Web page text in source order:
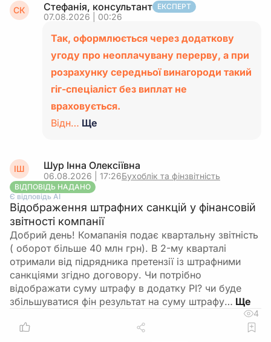
СК Стефанія, консультант ЕКСПЕРТ
07.08.2026 | 00:26
Так, оформлюється через додаткову
угоду про неоплачувану перерву, а при
розрахунку середньої винагороди такий
гіг-спеціаліст без виплат не
враховується.
Відн… Ще
ІШ Шур Інна Олексіївна
06.08.2026 | 17:26Бухоблік та фінзвітність
ВІДПОВІДЬ НАДАНО
Є відповідь АІ
Відображення штрафних санкцій у фінансовій
звітності компанії
Добрий день! Комапанія подає квартальну звітність
( оборот більше 40 млн грн). В 2-му кварталі
отримали від підрядника претензії із штрафними
санкціями згідно договору. Чи потрібно
відображати суму штрафу в додатку РІ? чи буде
збільшуватися фін результат на суму штрафу…
4